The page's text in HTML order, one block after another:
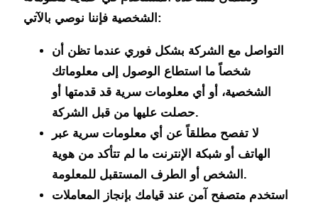
الشخصية فإننا نوصي بالآتي:
التواصل مع الشركة بشكل فوري عندما تظن أن
شخصاً ما استطاع الوصول إلى معلوماتك
الشخصية، أو أي معلومات سرية قد قدمتها أو
حصلت عليها من قبل الشركة.
لا تفصح مطلقاً عن أي معلومات سرية عبر
الهاتف أو شبكة الإنترنت ما لم تتأكد من هوية
الشخص أو الطرف المستقبل للمعلومة.
استخدم متصفح آمن عند قيامك بإنجاز المعاملات